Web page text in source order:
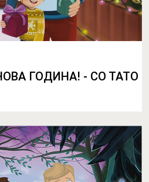
ГОДИНА! - СО ТАТО